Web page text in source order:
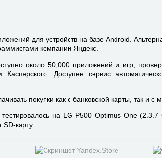
для устройств на базе Android.
компании Яндекс.
около 50,000 приложений и игр,
Касперского. Доступен сервис
покупки как с банковской карты, так и с
тестировалось на LG P500 Optimus One (2.3.7
карту.